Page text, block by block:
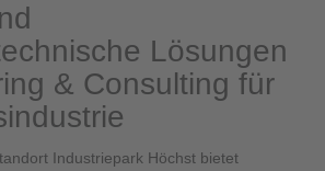
Lösungen
& Consulting für
Industriepark Höchst bietet